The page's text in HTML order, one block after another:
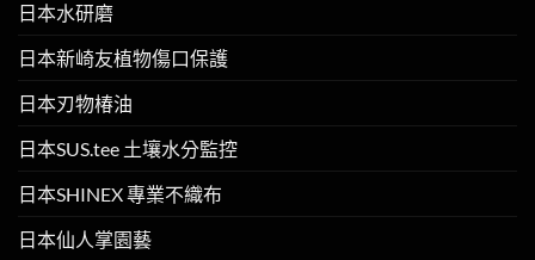
日本水研磨
日本新崎友植物傷口保護
日本刃物椿油
日本SUS.tee 土壤水分監控
日本SHINEX 專業不織布
日本仙人掌園藝